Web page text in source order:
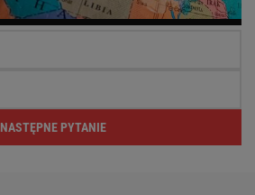
NASTĘPNE PYTANIE